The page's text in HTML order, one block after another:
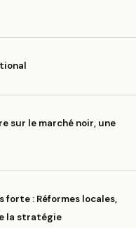
sur le marché noir, une
forte : Réformes locales,
la stratégie